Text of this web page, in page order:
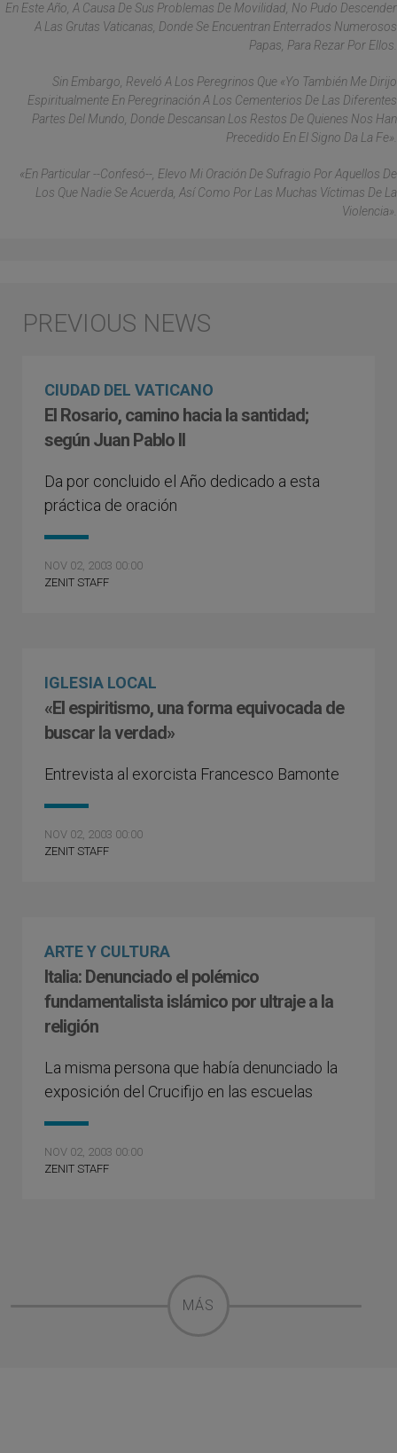
En Este Año, A Causa De Sus Problemas De Movilidad, No Pudo Descender
A Las Grutas Vaticanas, Donde Se Encuentran Enterrados Numerosos
Papas, Para Rezar Por Ellos.
Sin Embargo, Reveló A Los Peregrinos Que «yo También Me Dirijo
Espiritualmente En Peregrinación A Los Cementerios De Las Diferentes
Partes Del Mundo, Donde Descansan Los Restos De Quienes Nos Han
Precedido En El Signo Da La Fe».
«En Particular --Confesó--, Elevo Mi Oración De Sufragio Por Aquellos De
Los Que Nadie Se Acuerda, Así Como Por Las Muchas Víctimas De La
Violencia».
CIUDAD DEL VATICANO
El Rosario, camino hacia la santidad;
según Juan Pablo II
Da por concluido el Año dedicado a esta
práctica de oración
NOV 02, 2003 00:00
ZENIT STAFF
IGLESIA LOCAL
«El espiritismo, una forma equivocada de
buscar la verdad»
Entrevista al exorcista Francesco Bamonte
NOV 02, 2003 00:00
ZENIT STAFF
ARTE Y CULTURA
Italia: Denunciado el polémico
fundamentalista islámico por ultraje a la
religión
La misma persona que había denunciado la
exposición del Crucifijo en las escuelas
NOV 02, 2003 00:00
ZENIT STAFF
MÁS